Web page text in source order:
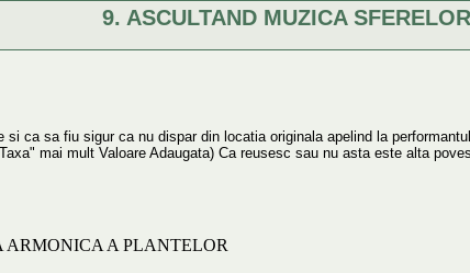
9. ASCULTAND MUZICA SFERELOR
ca sa fiu sigur ca nu dispar din locatia originala apelind la
mai mult Valoare Adaugata) Ca reusesc sau nu asta este alta
ARMONICA A PLANTELOR